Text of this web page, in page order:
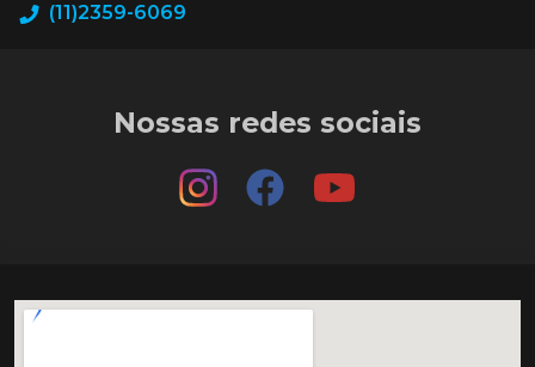
(11)2359-6069
Nossas redes sociais